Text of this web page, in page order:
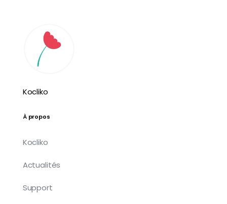
Kocliko
À propos
Kocliko
Actualités
Support